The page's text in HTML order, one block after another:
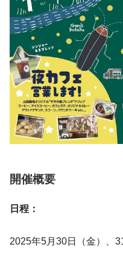
開催概要
日程：
2025年5月30日（金）、